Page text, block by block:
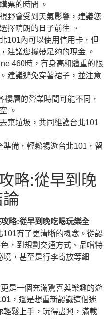
票的時間 。
野會受到天氣影響，建議您
擇晴朗的日子前往 。
101內可以使用信用卡，但
建議您攜帶足夠的現金 。
460時，有身高和體重的限
建議避免穿著裙子，並注意
樓層的營業時間可能不同，
。
棄垃圾，共同維護台北101
備，輕鬆暢遊台北101，留
略:從早到晚
略:從早到晚吃喝玩樂全
101有了更清晰的概念。從認
，到規劃交通方式、品嚐特
，甚至是行李寄放等細
是一個充滿驚喜與樂趣的遊
，還是想重新認識這個迷
輕鬆上手，玩得盡興，滿載